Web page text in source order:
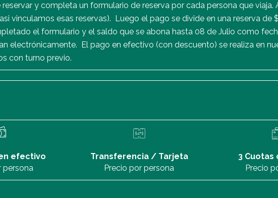
y completa un formulario de reserva por cada persona que viaja.
vinculamos esas reservas). Luego el pago se divide en una reserva de
el formulario y el saldo que se abona hasta 08 de Julio como
electrónicamente. El pago en efectivo (con descuento) se realiza en
con turno previo.
efectivo
persona
Transferencia / Tarjeta
Precio por persona
3
Precio